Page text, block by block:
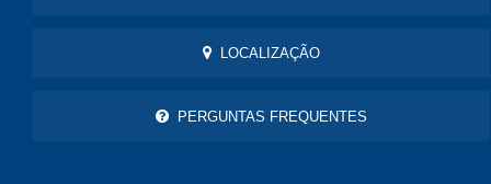
LOCALIZAÇÃO
PERGUNTAS FREQUENTES